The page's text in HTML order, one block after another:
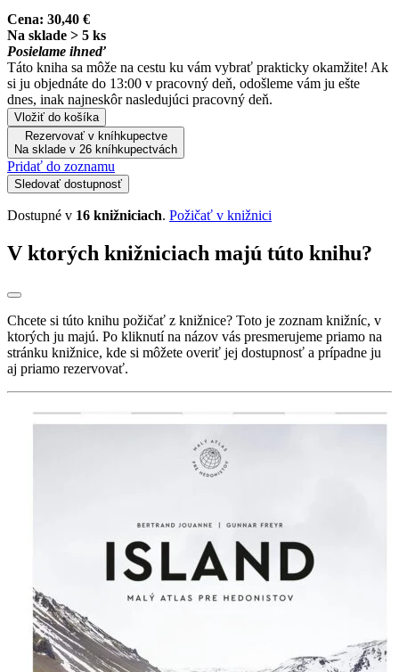
Cena: 30,40 €
Na sklade > 5 ks
Posielame ihneď
Táto kniha sa môže na cestu ku vám vybrať prakticky okamžite! Ak
si ju objednáte do 13:00 v pracovný deň, odošleme vám ju ešte
dnes, inak najneskôr nasledujúci pracovný deň.
Vložiť do košíka
Rezervovať v kníhkupectve
Na sklade v 26 kníhkupectvách
Pridať do zoznamu
Sledovať dostupnosť
Dostupné v 16 knižniciach. Požičať v knižnici
V ktorých knižniciach majú túto knihu?
Chcete si túto knihu požičať z knižnice? Toto je zoznam knižníc, v
ktorých ju majú. Po kliknutí na názov vás presmerujeme priamo na
stránku knižnice, kde si môžete overiť jej dostupnosť a prípadne ju
aj priamo rezervovať.